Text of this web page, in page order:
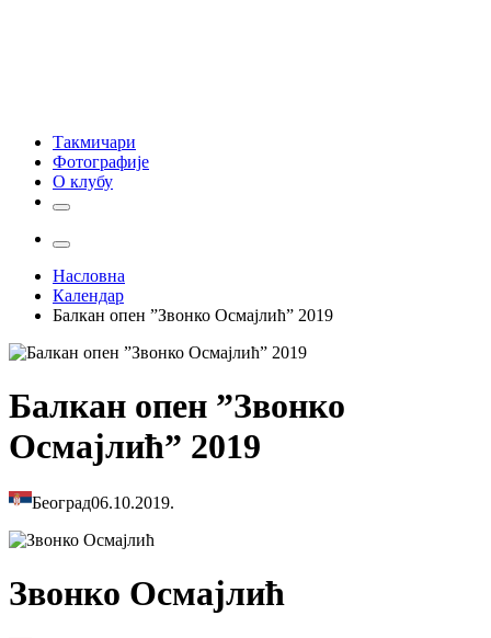
Такмичари
Фотографије
О клубу
Насловна
Календар
Балкан опен ”Звонко Осмајлић” 2019
Балкан опен ”Звонко
Осмајлић” 2019
Београд06.10.2019.
Звонко Осмајлић